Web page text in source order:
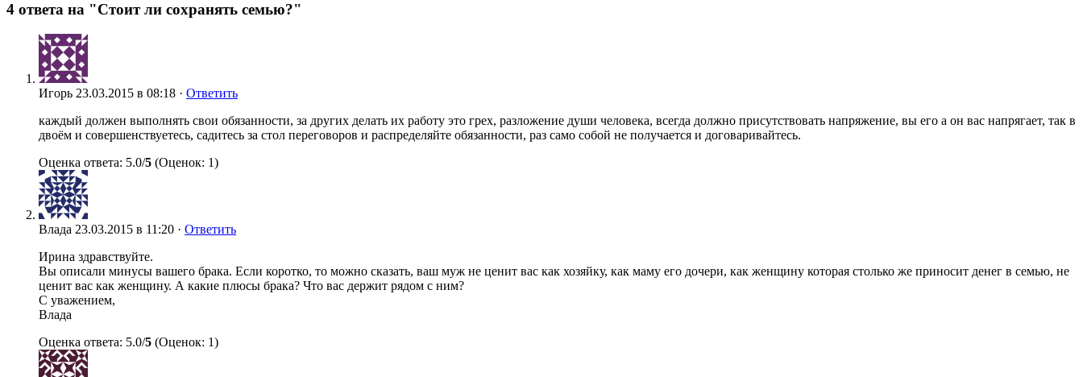
4 ответа на "Стоит ли сохранять семью?"
Игорь 23.03.2015 в 08:18 · Ответить
каждый должен выполнять свои обязанности, за других делать их работу это грех, разложение души человека, всегда должно присутствовать напряжение, вы его а он вас напрягает, так в
двоём и совершенствуетесь, садитесь за стол переговоров и распределяйте обязанности, раз само собой не получается и договаривайтесь.
Оценка ответа: 5.0/5 (Оценок: 1)
Влада 23.03.2015 в 11:20 · Ответить
Ирина здравствуйте.
Вы описали минусы вашего брака. Если коротко, то можно сказать, ваш муж не ценит вас как хозяйку, как маму его дочери, как женщину которая столько же приносит денег в семью, не
ценит вас как женщину. А какие плюсы брака? Что вас держит рядом с ним?
С уважением,
Влада
Оценка ответа: 5.0/5 (Оценок: 1)